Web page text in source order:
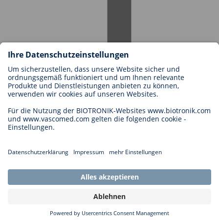
Karriere bei BIOTRONIK
Einstieg
Bewerbung
Karrierechancen
Cookie-Einstellungen
Rechtliche Hinweise
Copyright © 2026 Biotronik. All rights reserved.